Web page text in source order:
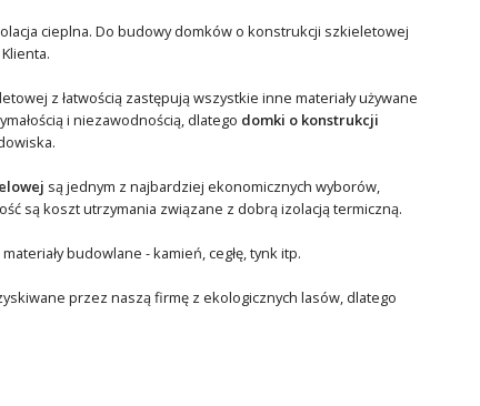
cieplna. Do budowy domków o konstrukcji szkieletowej
z łatwością zastępują wszystkie inne materiały używane
i niezawodnością, dlatego domki o konstrukcji
są jednym z najbardziej ekonomicznych wyborów,
są koszt utrzymania związane z dobrą izolacją termiczną.
budowlane - kamień, cegłę, tynk itp.
przez naszą firmę z ekologicznych lasów, dlatego